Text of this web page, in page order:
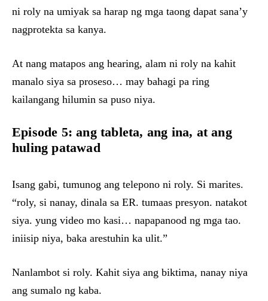
ni roly na umiyak sa harap ng mga taong dapat sana’y
nagprotekta sa kanya.
At nang matapos ang hearing, alam ni roly na kahit
manalo siya sa proseso… may bahagi pa ring
kailangang hilumin sa puso niya.
Episode 5: ang tableta, ang ina, at ang
huling patawad
Isang gabi, tumunog ang telepono ni roly. Si marites.
“roly, si nanay, dinala sa ER. tumaas presyon. natakot
siya. yung video mo kasi… napapanood ng mga tao.
iniisip niya, baka arestuhin ka ulit.”
Nanlambot si roly. Kahit siya ang biktima, nanay niya
ang sumalo ng kaba.